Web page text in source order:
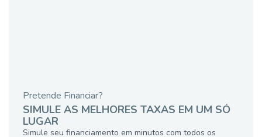
Pretende Financiar?
SIMULE AS MELHORES TAXAS EM UM SÓ
LUGAR
Simule seu financiamento em minutos com todos os